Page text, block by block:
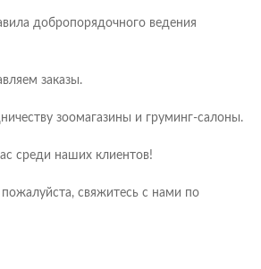
добропорядочного ведения
заказы.
зоомагазины и груминг-салоны.
среди наших клиентов!
свяжитесь с нами по